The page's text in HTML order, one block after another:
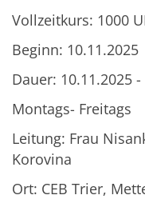
Vollzeitkurs: 1000
Beginn: 10.11.2025
Dauer: 10.11.2025
Montags- Freitags
Leitung: Frau
Korovina
Ort: CEB Trier,